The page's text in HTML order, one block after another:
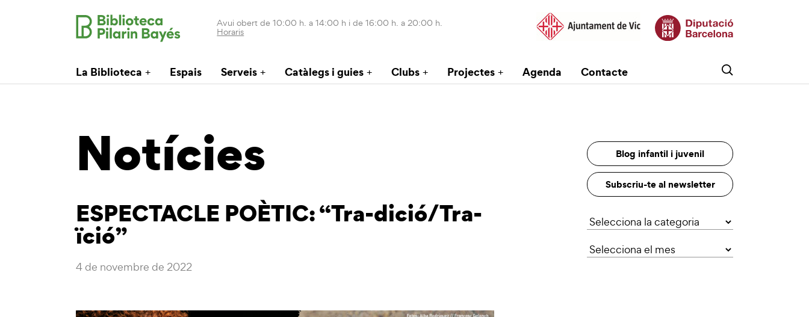
Avui obert de 10:00 h. a 14:00 h i de 16:00 h. a 20:00 h.
Horaris
La Biblioteca Espais Serveis Catàlegs i guies Clubs Projectes Agenda Contacte
Notícies Blog infantil i juvenil
Subscriu-te al newsletter
ESPECTACLE POÈTIC: “Tra-dició/Tra-
ïció”
4 de novembre de 2022
Categories